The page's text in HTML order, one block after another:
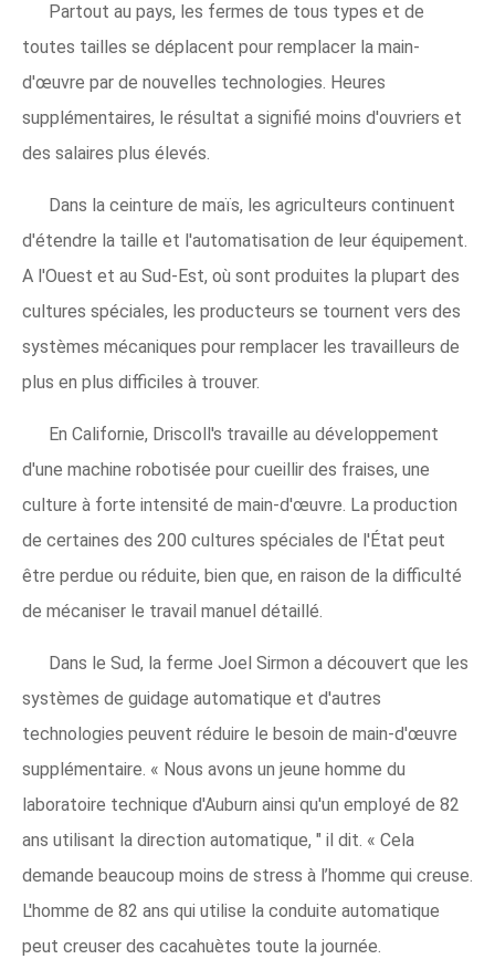
Partout au pays, les fermes de tous types et de
toutes tailles se déplacent pour remplacer la main-
d'œuvre par de nouvelles technologies. Heures
supplémentaires, le résultat a signifié moins d'ouvriers et
des salaires plus élevés.
Dans la ceinture de maïs, les agriculteurs continuent
d'étendre la taille et l'automatisation de leur équipement.
A l'Ouest et au Sud-Est, où sont produites la plupart des
cultures spéciales, les producteurs se tournent vers des
systèmes mécaniques pour remplacer les travailleurs de
plus en plus difficiles à trouver.
En Californie, Driscoll's travaille au développement
d'une machine robotisée pour cueillir des fraises, une
culture à forte intensité de main-d'œuvre. La production
de certaines des 200 cultures spéciales de l'État peut
être perdue ou réduite, bien que, en raison de la difficulté
de mécaniser le travail manuel détaillé.
Dans le Sud, la ferme Joel Sirmon a découvert que les
systèmes de guidage automatique et d'autres
technologies peuvent réduire le besoin de main-d'œuvre
supplémentaire. « Nous avons un jeune homme du
laboratoire technique d'Auburn ainsi qu'un employé de 82
ans utilisant la direction automatique, " il dit. « Cela
demande beaucoup moins de stress à l’homme qui creuse.
L'homme de 82 ans qui utilise la conduite automatique
peut creuser des cacahuètes toute la journée.